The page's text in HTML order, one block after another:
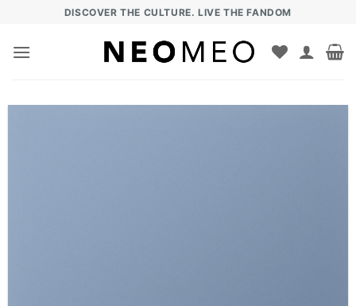
springen
DISCOVER THE CULTURE. LIVE THE FANDOM